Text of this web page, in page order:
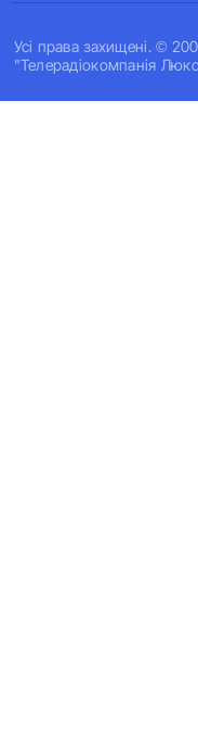
Усi права захищенi. ©
"Телерадіокомпанія